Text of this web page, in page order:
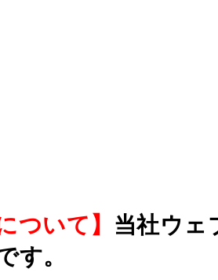
ついて】 当社ウェ
す。